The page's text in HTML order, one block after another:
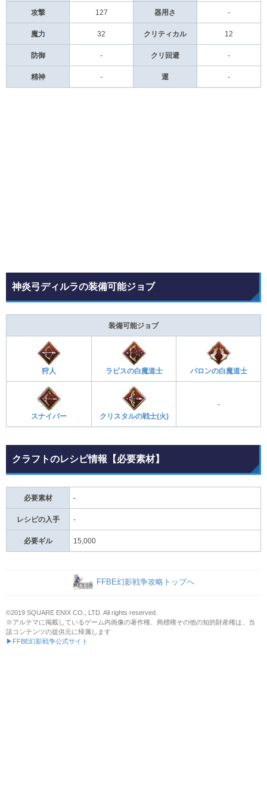
攻撃 127 器用さ -
魔力 32 クリティカル 12
防御 - クリ回避 -
精神 - 運 -
神炎弓ディルラの装備可能ジョブ
装備可能ジョブ
狩人 ラピスの白魔道士 バロンの白魔道士
スナイパー クリスタルの戦士(火)
-
クラフトのレシピ情報【必要素材】
必要素材 -
レシピの入手 -
必要ギル 15,000
FFBE幻影戦争攻略トップへ
©2019 SQUARE ENIX CO., LTD. All rights reserved.
※アルテマに掲載しているゲーム内画像の著作権、商標権その他の知的財産権は、当
該コンテンツの提供元に帰属します
▶FFBE幻影戦争公式サイト